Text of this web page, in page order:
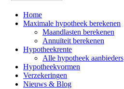
Home
Maximale hypotheek berekenen
Maandlasten berekenen
Annuïteit berekenen
Hypotheekrente
Alle hypotheek aanbieders
Hypotheekvormen
Verzekeringen
Nieuws & Blog